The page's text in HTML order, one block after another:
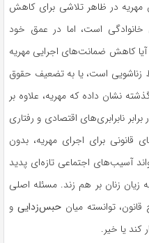
مهریه در ظاهر تلاشی برای کاهش
خانوادگی است، اما در عمق خود
کاهش ضمانت‌های اجرایی مهریه
زناشویی است، یا به تضعیف حقوق
نشان داده که مهریه، علاوه بر
نابرابری‌های اقتصادی و رفتاری
قانونی برای اجرای مهریه، بدون
آسیب‌های اجتماعی تازه‌ای پدید
زیان زنان بر هم زند. مسئله اصلی
توانسته میان حبس‌زدایی و
کند یا خیر.